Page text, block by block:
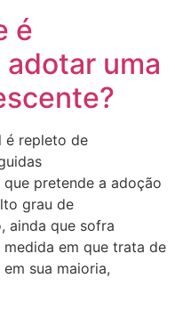
é
uma
é repleto de
pretende a adoção
grau de
ainda que sofra
em que trata de
sua maioria,